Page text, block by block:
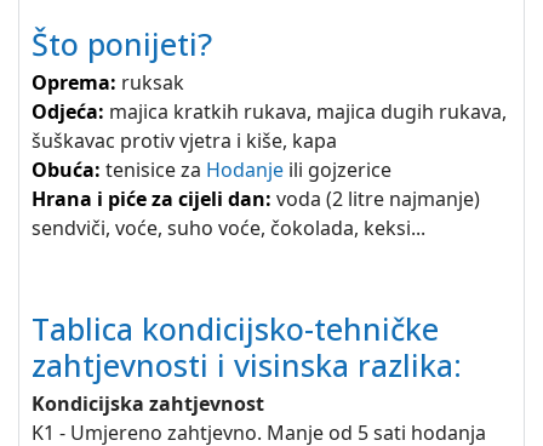
Što ponijeti?
Oprema: ruksak
Odjeća: majica kratkih rukava, majica dugih rukava,
šuškavac protiv vjetra i kiše, kapa
Obuća: tenisice za Hodanje ili gojzerice
Hrana i piće za cijeli dan: voda (2 litre najmanje)
sendviči, voće, suho voće, čokolada, keksi...
Tablica kondicijsko-tehničke
zahtjevnosti i visinska razlika:
Kondicijska zahtjevnost
K1 - Umjereno zahtjevno. Manje od 5 sati hodanja